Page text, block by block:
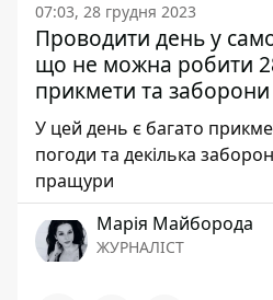
07:03, 28 грудня 2023
Проводити день у
що не можна робити
прикмети та заборони
У цей день є багато
погоди та декілька
пращури
Марія Майборода
ЖУРНАЛІСТ